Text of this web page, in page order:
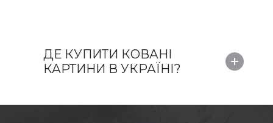
ДЕ КУПИТИ КОВАНІ
КАРТИНИ В УКРАЇНІ?